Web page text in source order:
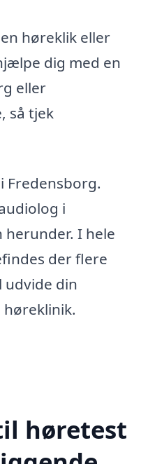
høreklik eller
dig med en
eller
så tjek
Fredensborg.
i
herunder. I hele
der flere
udvide din
høretest